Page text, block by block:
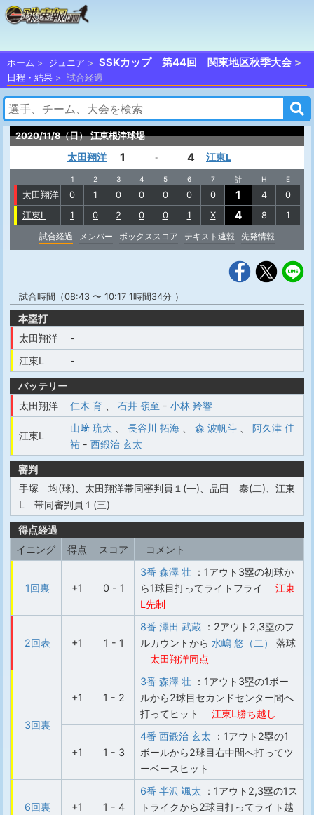
ホーム ジュニア SSKカップ 第44回 関東地区秋季大会
日程・結果 試合経過
2020/11/8（日） 江東根津球場
太田翔洋 1 - 4 江東L
1 2 3 4 5 6 7 計 H E
太田翔洋 0 1 0 0 0 0 0 1 4
0
江東L
1 0 2 0 0 1 X 4 8
1
試合経過
メンバー ボックススコア テキスト速報 先発情報
試合時間（08:43 〜 10:17 1時間34分 ）
本塁打
太田翔洋
-
江東L
-
バッテリー
太田翔洋
仁木 育 石井 嶺至 - 小林 羚響
江東L
山﨑 琉太 長谷川 拓海 森 波帆斗
阿久津 佳
祐 - 西鍛治 玄太
審判
手塚 均(球)、太田翔洋帯同審判員１(一)、品田 泰(二)、江東
L 帯同審判員１(三)
得点経過
イニング
得点 スコア コメント
1回裏 +1 0 - 1
3番 森澤 壮 ：1アウト3塁の初球か
ら1球目打ってライトフライ
江東
L先制
2回表 +1 1 - 1
8番 澤田 武蔵 ：2アウト2,3塁のフ
ルカウントから 水嶋 悠（二）
落球
太田翔洋同点
3回裏
+1 1 - 2
3番 森澤 壮 ：1アウト3塁の1ボー
ルから2球目セカンドセンター間へ
打ってヒット
江東L勝ち越し
+1 1 - 3
4番 西鍛治 玄太 ：1アウト2塁の1
ボールから2球目右中間へ打ってツ
ーベースヒット
6回裏 +1 1 - 4
6番 半沢 颯太 ：1アウト2,3塁の1ス
トライクから2球目打ってライト越